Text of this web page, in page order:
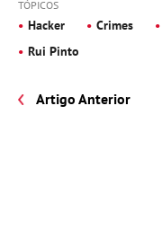
TÓPICOS
Hacker Crimes
Rui Pinto
Artigo Anterior